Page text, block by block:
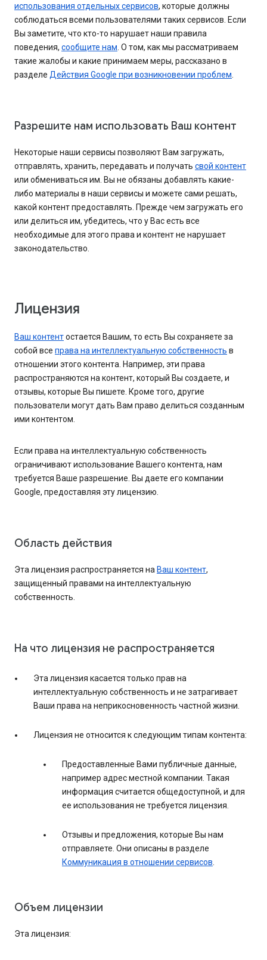
использования отдельных сервисов, которые должны
соблюдаться всеми пользователями таких сервисов. Если
Вы заметите, что кто-то нарушает наши правила
поведения, сообщите нам . О том, как мы рассматриваем
такие жалобы и какие принимаем меры, рассказано в
разделе Действия Google при возникновении проблем
Разрешите нам использовать Ваш контент
Некоторые наши сервисы позволяют Вам загружать,
отправлять, хранить, передавать и получать свой контент
или обмениваться им. Вы не обязаны добавлять какие-
либо материалы в наши сервисы и можете сами решать,
какой контент предоставлять. Прежде чем загружать его
или делиться им, убедитесь, что у Вас есть все
необходимые для этого права и контент не нарушает
законодательство.
Лицензия
Ваш контентостается Вашим, то есть Вы сохраняете за
собой все права на интеллектуальную собственность в
отношении этого контента. Например, эти права
распространяются на контент, который Вы создаете, и
отзывы, которые Вы пишете. Кроме того, другие
пользователи могут дать Вам право делиться созданным
ими контентом.
Если права на интеллектуальную собственность
ограничивают использование Вашего контента, нам
требуется Ваше разрешение. Вы даете его компании
Google, предоставляя эту лицензию.
Область действия
Эта лицензия распространяется на Ваш контент,
защищенный правами на интеллектуальную
собственность.
На что лицензия не распространяется
Эта лицензия касается только прав на
интеллектуальную собственность и не затрагивает
Ваши права на неприкосновенность частной жизни.
Лицензия не относится к следующим типам контента:
Предоставленные Вами публичные данные,
например адрес местной компании. Такая
информация считается общедоступной, и для
ее использования не требуется лицензия.
Отзывы и предложения, которые Вы нам
отправляете. Они описаны в разделе
Коммуникация в отношении сервисов
Объем лицензии
Эта лицензия: